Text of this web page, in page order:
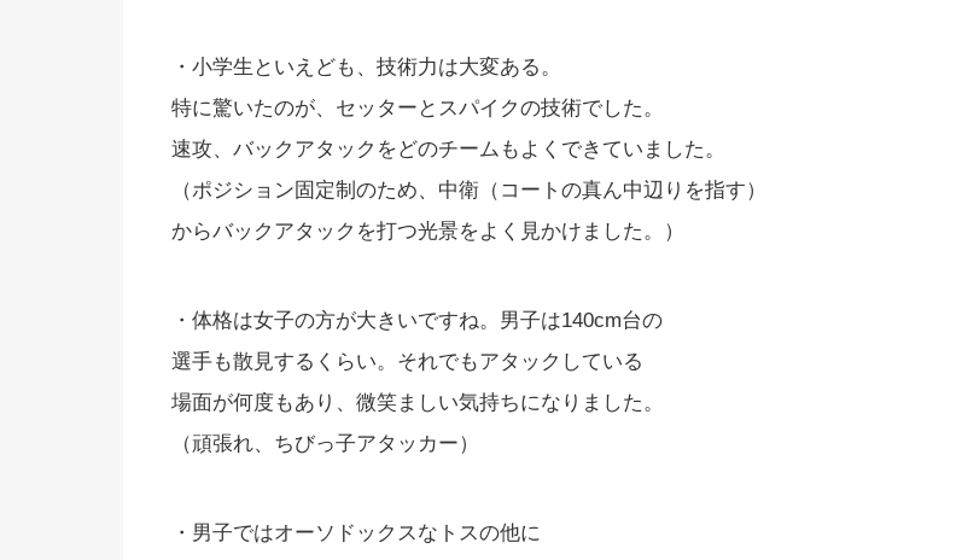
・小学生といえども、技術力は大変ある。
特に驚いたのが、セッターとスパイクの技術でした。
速攻、バックアタックをどのチームもよくできていました。
（ポジション固定制のため、中衛（コートの真ん中辺りを指す）
からバックアタックを打つ光景をよく見かけました。）
・体格は女子の方が大きいですね。男子は140cm台の
選手も散見するくらい。それでもアタックしている
場面が何度もあり、微笑ましい気持ちになりました。
（頑張れ、ちびっ子アタッカー）
・男子ではオーソドックスなトスの他に